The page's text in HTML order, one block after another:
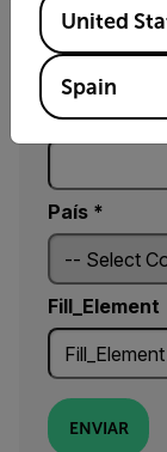
Correo
País *
Fill_Element
ENVIAR
United
Spain